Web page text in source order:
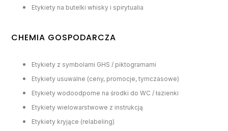
Etykiety na butelki whisky i spirytualia
CHEMIA GOSPODARCZA
Etykiety z symbolami GHS / piktogramami
Etykiety usuwalne (ceny, promocje, tymczasowe)
Etykiety wodoodporne na środki do WC / łazienki
Etykiety wielowarstwowe z instrukcją
Etykiety kryjące (relabeling)